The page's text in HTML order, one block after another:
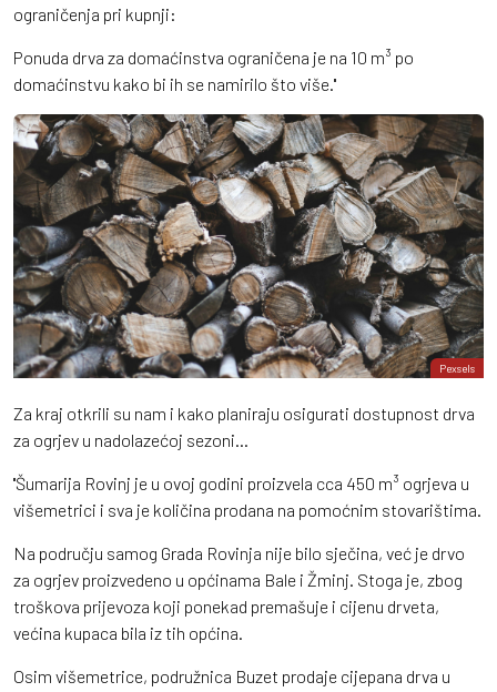
ograničenja pri kupnji:
Ponuda drva za domaćinstva ograničena je na 10 m³ po
domaćinstvu kako bi ih se namirilo što više.''
Pexsels
Za kraj otkrili su nam i kako planiraju osigurati dostupnost drva
za ogrjev u nadolazećoj sezoni…
''Šumarija Rovinj je u ovoj godini proizvela cca 450 m³ ogrjeva u
višemetrici i sva je količina prodana na pomoćnim stovarištima.
Na području samog Grada Rovinja nije bilo sječina, već je drvo
za ogrjev proizvedeno u općinama Bale i Žminj. Stoga je, zbog
troškova prijevoza koji ponekad premašuje i cijenu drveta,
većina kupaca bila iz tih općina.
Osim višemetrice, podružnica Buzet prodaje cijepana drva u